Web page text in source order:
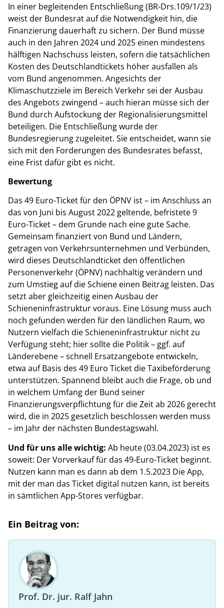
In einer begleitenden Entschließung (BR-Drs.109/1/23)
weist der Bundesrat auf die Notwendigkeit hin, die
Finanzierung dauerhaft zu sichern. Der Bund müsse
auch in den Jahren 2024 und 2025 einen mindestens
hälftigen Nachschuss leisten, sofern die tatsächlichen
Kosten des Deutschlandtickets höher ausfallen als
vom Bund angenommen. Angesichts der
Klimaschutzziele im Bereich Verkehr sei der Ausbau
des Angebots zwingend – auch hieran müsse sich der
Bund durch Aufstockung der Regionalisierungsmittel
beteiligen. Die Entschließung wurde der
Bundesregierung zugeleitet. Sie entscheidet, wann sie
sich mit den Forderungen des Bundesrates befasst,
eine Frist dafür gibt es nicht.
Bewertung
Das 49 Euro-Ticket für den ÖPNV ist – im Anschluss an
das von Juni bis August 2022 geltende, befristete 9
Euro-Ticket – dem Grunde nach eine gute Sache.
Gemeinsam finanziert von Bund und Ländern,
getragen von Verkehrsunternehmen und Verbünden,
wird dieses Deutschlandticket den öffentlichen
Personenverkehr (ÖPNV) nachhaltig verändern und
zum Umstieg auf die Schiene einen Beitrag leisten. Das
setzt aber gleichzeitig einen Ausbau der
Schieneninfrastruktur voraus. Eine Lösung muss auch
noch gefunden werden für den ländlichen Raum, wo
Nutzern vielfach die Schieneninfrastruktur nicht zu
Verfügung steht; hier sollte die Politik – ggf. auf
Länderebene – schnell Ersatzangebote entwickeln,
etwa auf Basis des 49 Euro Ticket die Taxibeförderung
unterstützen. Spannend bleibt auch die Frage, ob und
in welchem Umfang der Bund seiner
Finanzierungsverpflichtung für die Zeit ab 2026 gerecht
wird, die in 2025 gesetzlich beschlossen werden muss
– im Jahr der nächsten Bundestagswahl.
Und für uns alle wichtig: Ab heute (03.04.2023) ist es
soweit: Der Vorverkauf für das 49-Euro-Ticket beginnt.
Nutzen kann man es dann ab dem 1.5.2023 Die App,
mit der man das Ticket digital nutzen kann, ist bereits
in sämtlichen App-Stores verfügbar.
Ein Beitrag von:
Prof. Dr. jur. Ralf Jahn